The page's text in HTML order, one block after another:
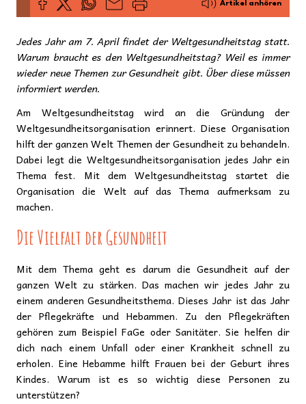
Artikel anhören
Jedes Jahr am 7. April findet der Weltgesundheitstag statt.
Warum braucht es den Weltgesundheitstag? Weil es immer
wieder neue Themen zur Gesundheit gibt. Über diese müssen
informiert werden.
Am Weltgesundheitstag wird an die Gründung der
Weltgesundheitsorganisation erinnert. Diese Organisation
hilft der ganzen Welt Themen der Gesundheit zu behandeln.
Dabei legt die Weltgesundheitsorganisation jedes Jahr ein
Thema fest. Mit dem Weltgesundheitstag startet die
Organisation die Welt auf das Thema aufmerksam zu
machen.
Die Vielfalt der Gesundheit
Mit dem Thema geht es darum die Gesundheit auf der
ganzen Welt zu stärken. Das machen wir jedes Jahr zu
einem anderen Gesundheitsthema. Dieses Jahr ist das Jahr
der Pflegekräfte und Hebammen. Zu den Pflegekräften
gehören zum Beispiel FaGe oder Sanitäter. Sie helfen dir
dich nach einem Unfall oder einer Krankheit schnell zu
erholen. Eine Hebamme hilft Frauen bei der Geburt ihres
Kindes. Warum ist es so wichtig diese Personen zu
unterstützen?